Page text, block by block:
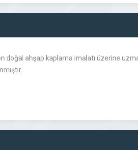
doğal ahşap kaplama imalatı üzerine